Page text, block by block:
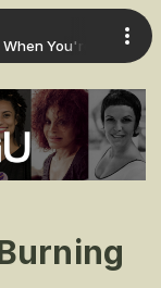
You're Gone